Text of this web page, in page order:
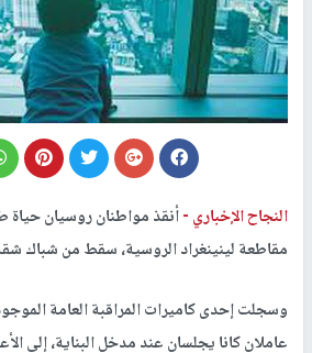
النجاح الإخباري -أنقذ مواطنان روسيان
مقاطعة لينينغراد الروسية، سقط من شباك
وسجلت إحدى كاميرات المراقبة العامة
عاملان كانا يجلسان عند مدخل البناية، إلى